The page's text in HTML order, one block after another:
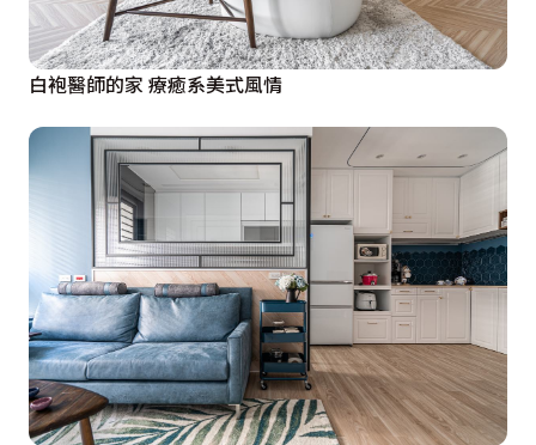
白袍醫師的家 療癒系美式風情